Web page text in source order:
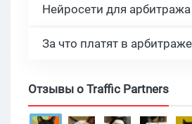
Отзывы о Traffic Partners